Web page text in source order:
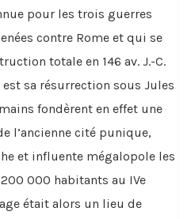
pour les trois guerres
contre Rome et qui se
totale en 146 av. J.-C.
sa résurrection sous Jules
fondèrent en effet une
l’ancienne cité punique,
et influente mégalopole les
000 habitants au IVe
était alors un lieu de